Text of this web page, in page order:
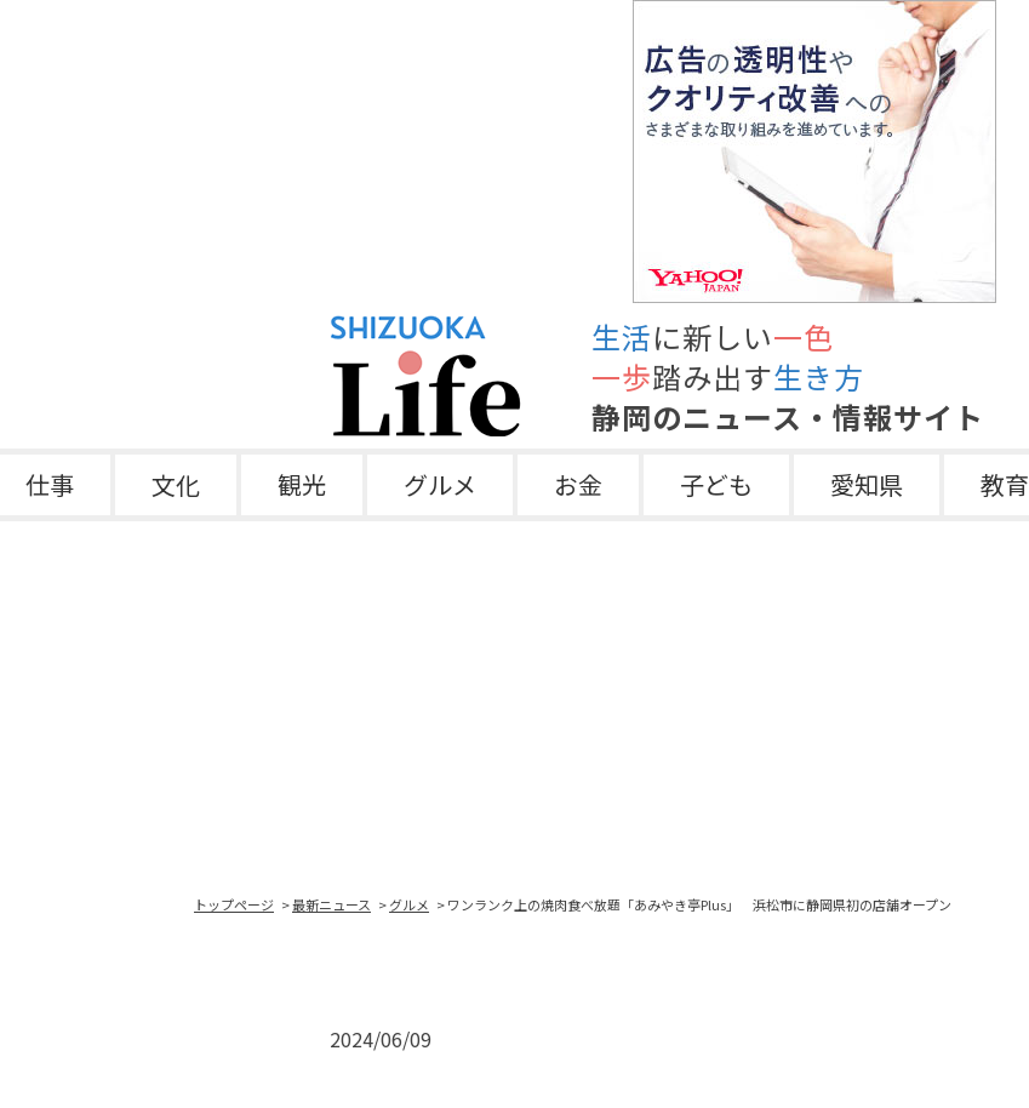
生活に新しい一色
一歩踏み出す生き方
静岡のニュース・情報サイト
仕事 文化 観光 グルメ お金 子ども 愛知県 教育
トップページ 最新ニュース グルメ ワンランク上の焼肉食べ放題「あみやき亭Plus」 浜松市に静岡県初の店舗オープン
2024/06/09